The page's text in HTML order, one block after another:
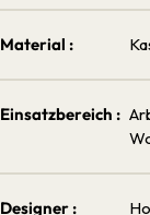
Material :
Einsatzbereich :
Designer :